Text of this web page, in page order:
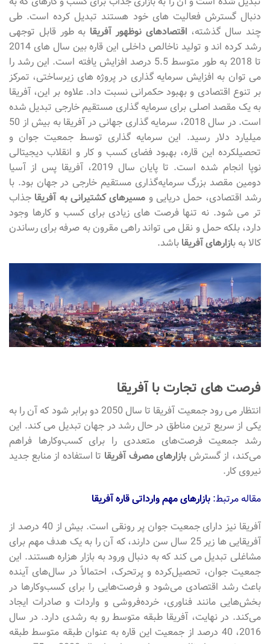
دنبال گسترش فعالیت های خود هستند تبدیل کرده است. طی
چند سال گذشته، اقتصادهای نوظهور آفریقا به طور قابل توجهی
رشد کرده اند و تولید ناخالص داخلی این قاره بین سال های 2014
تا 2018 به طور متوسط 5.5 درصد افزایش یافته است. این رشد را
می توان به افزایش سرمایه گذاری در پروژه های زیرساختی، تمرکز
بر تنوع اقتصادی و بهبود حکمرانی نسبت داد. علاوه بر این، آفریقا
به یک مقصد اصلی برای سرمایه گذاری مستقیم خارجی تبدیل شده
است. در سال 2018، سرمایه گذاری جهانی در آفریقا به بیش از 50
میلیارد دلار رسید. این سرمایه گذاری توسط جمعیت جوان و
تحصیلکرده این قاره، بهبود فضای کسب و کار و انقلاب دیجیتالی
نوپا انجام شده است. تا پایان سال 2019، آفریقا پس از آسیا
دومین مقصد بزرگ سرمایه‌گذاری مستقیم خارجی در جهان بود. با
رشد اقتصادی، حمل دریایی و مسیرهای کشتیرانی به آفریقا جذاب
تر می شود. نه تنها فرصت های زیادی برای کسب و کارها وجود
دارد، بلکه حمل و نقل می تواند راهی مقرون به صرفه برای رساندن
کالا به بازارهای آفریقا باشد.
فرصت های تجارت با آفریقا
انتظار می رود جمعیت آفریقا تا سال 2050 دو برابر شود که آن را به
یکی از سریع ترین مناطق در حال رشد در جهان تبدیل می کند. این
رشد جمعیت فرصت‌های متعددی را برای کسب‌وکارها فراهم
می‌کند، از گسترش بازارهای مصرف آفریقا تا استفاده از منابع جدید
نیروی کار.
مقاله مرتبط: بازارهای مهم وارداتی قاره آفریقا
آفریقا نیز دارای جمعیت جوان پر رونقی است. بیش از 40 درصد از
آفریقایی ها زیر 25 سال سن دارند، که آن را به یک هدف مهم برای
مشاغلی تبدیل می کند که به دنبال ورود به بازار هزاره هستند. این
جمعیت جوان، تحصیل‌کرده و پرتحرک، احتمالاً در سال‌های آینده
باعث رشد اقتصادی می‌شود و فرصت‌هایی را برای کسب‌وکارها در
بخش‌هایی مانند فناوری، خرده‌فروشی و واردات و صادرات ایجاد
می‌کند. در نهایت، آفریقا طبقه متوسط رو به رشدی دارد. در سال
2016، 40 درصد از جمعیت این قاره به عنوان طبقه متوسط طبقه